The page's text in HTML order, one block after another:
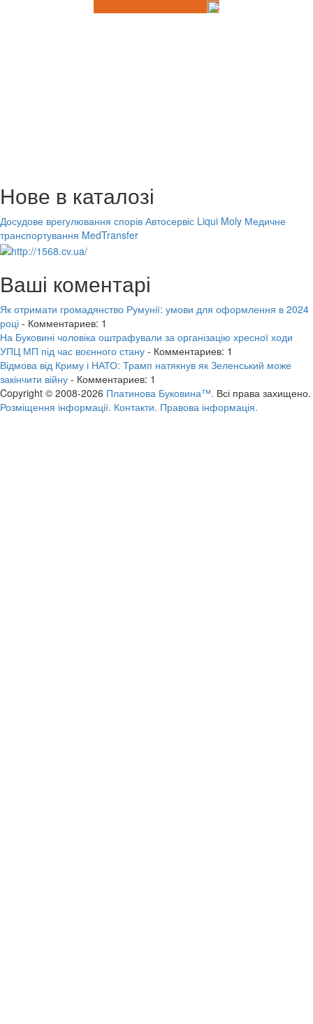
Нове в каталозі
Досудове врегулювання спорів Автосервіс Liqui Moly Медичне
транспортування MedTransfer
Ваші коментарі
Як отримати громадянство Румунії: умови для оформлення в 2024
році - Комментариев: 1
На Буковині чоловіка оштрафували за організацію хресної ходи
УПЦ МП під час воєнного стану - Комментариев: 1
Відмова від Криму і НАТО: Трамп натякнув як Зеленський може
закінчити війну - Комментариев: 1
Copyright © 2008-2026 Платинова Буковина™. Всі права захищено.
Розміщення інформації. Контакти. Правова інформація.